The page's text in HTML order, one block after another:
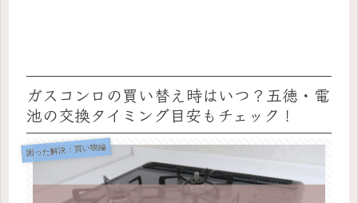
ガスコンロの買い替え時はいつ？五徳・電
池の交換タイミング目安もチェック！
困った解決：買い物編